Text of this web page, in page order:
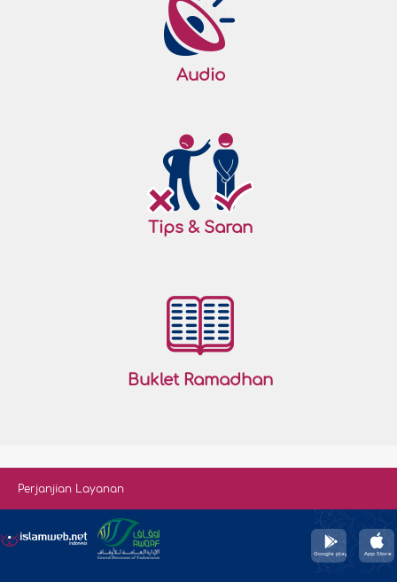
Audio
Tips & Saran
Buklet Ramadhan
Perjanjian Layanan